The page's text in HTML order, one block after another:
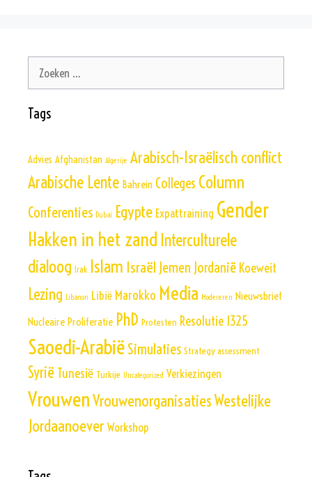
naar:
Tags
Advies Afghanistan Algerije Arabisch-Israëlisch conflict
Arabische Lente Bahrein Colleges Column
Conferenties Dubai Egypte Expattraining Gender
Hakken in het zand Interculturele
dialoog Irak Islam Israël Jemen Jordanië Koeweit
Lezing Libanon Libië Marokko Media Modereren Nieuwsbrief
Nucleaire Proliferatie PhD Protesten Resolutie 1325
Saoedi-ArabiëSimulaties Strategy assessment
Syrië Tunesië Turkije Uncategorized Verkiezingen
VrouwenVrouwenorganisatiesWestelijke
Jordaanoever Workshop